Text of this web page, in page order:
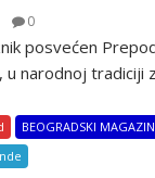
0
posvećen
u narodnoj tradiciji
BEOGRADSKI MAGAZIN